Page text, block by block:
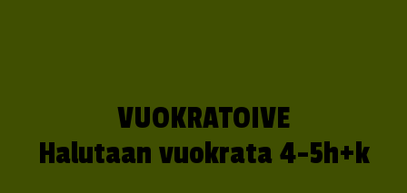
VUOKRATOIVE
Halutaan vuokrata 4-5h+k